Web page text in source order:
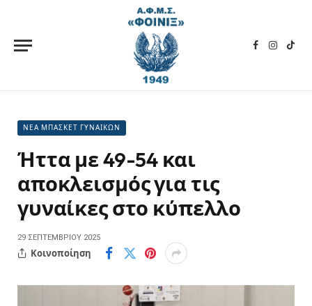
Facebook
ΝΕΑ ΜΠΑΣΚΕΤ ΓΥΝΑΙΚΩΝ
Ήττα με 49-54 και
αποκλεισμός για τις
γυναίκες στο κύπελλο
29 ΣΕΠΤΕΜΒΡΊΟΥ 2025
Κοινοποίηση